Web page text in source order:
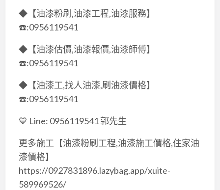
◆【油漆粉刷,油漆工程,油漆服務】
☎️:0956119541
◆【油漆估價,油漆報價,油漆師傅】
☎️:0956119541
◆【油漆工,找人油漆,刷油漆價格】
☎️:0956119541
💙 Line: 0956119541 郭先生
更多施工【油漆粉刷工程,油漆施工價格,住家油
漆價格】
https://0927831896.lazybag.app/xuite-
589969526/